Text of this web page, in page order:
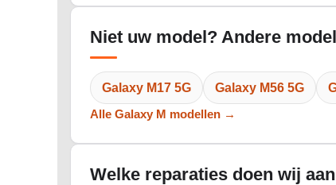
Niet uw model? Andere
Galaxy M17 5G Galaxy M56 5G
Alle Galaxy M modellen →
Welke reparaties doen wij